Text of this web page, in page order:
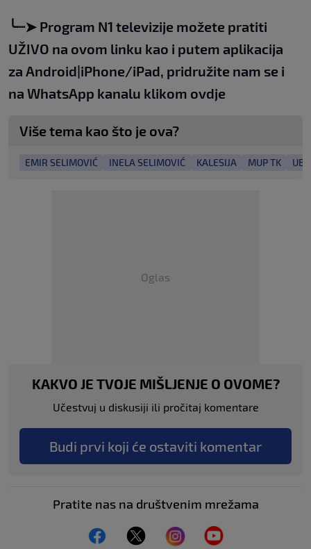
╰┈➤ Program N1 televizije možete pratiti
UŽIVO na ovom linku kao i putem aplikacija
za Android|iPhone/iPad, pridružite nam se i
na WhatsApp kanalu klikom ovdje
Više tema kao što je ova?
EMIR SELIMOVIĆ INELA SELIMOVIĆ KALESIJA MUP TK
Oglas
KAKVO JE TVOJE MIŠLJENJE O OVOME?
Učestvuj u diskusiji ili pročitaj komentare
Budi prvi koji će ostaviti komentar
Pratite nas na društvenim mrežama